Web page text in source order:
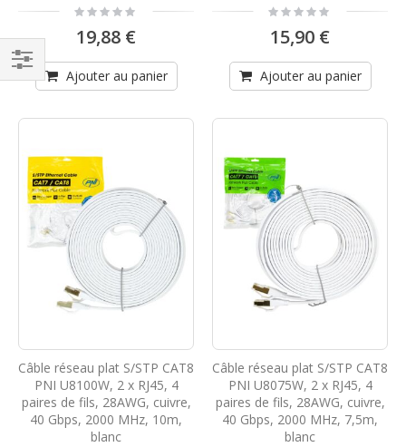
Rating:
0%
19,88 €
Ajouter au panier
Rating:
0%
15,90 €
Ajouter au panier
Câble réseau plat S/STP CAT8
PNI U8100W, 2 x RJ45, 4
paires de fils, 28AWG, cuivre,
40 Gbps, 2000 MHz, 10m,
blanc
Câble réseau plat S/STP CAT8
PNI U8075W, 2 x RJ45, 4
paires de fils, 28AWG, cuivre,
40 Gbps, 2000 MHz, 7,5m,
blanc
Filtrer